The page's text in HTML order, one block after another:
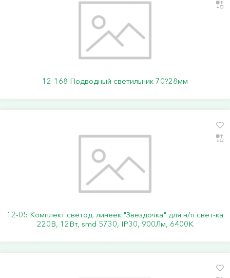
12-168 Подводный светильник 70?28мм
12-05 Комплект светод. линеек "Звездочка" для н/п свет-ка
220В, 12Вт, smd 5730, IP30, 900Лм, 6400К